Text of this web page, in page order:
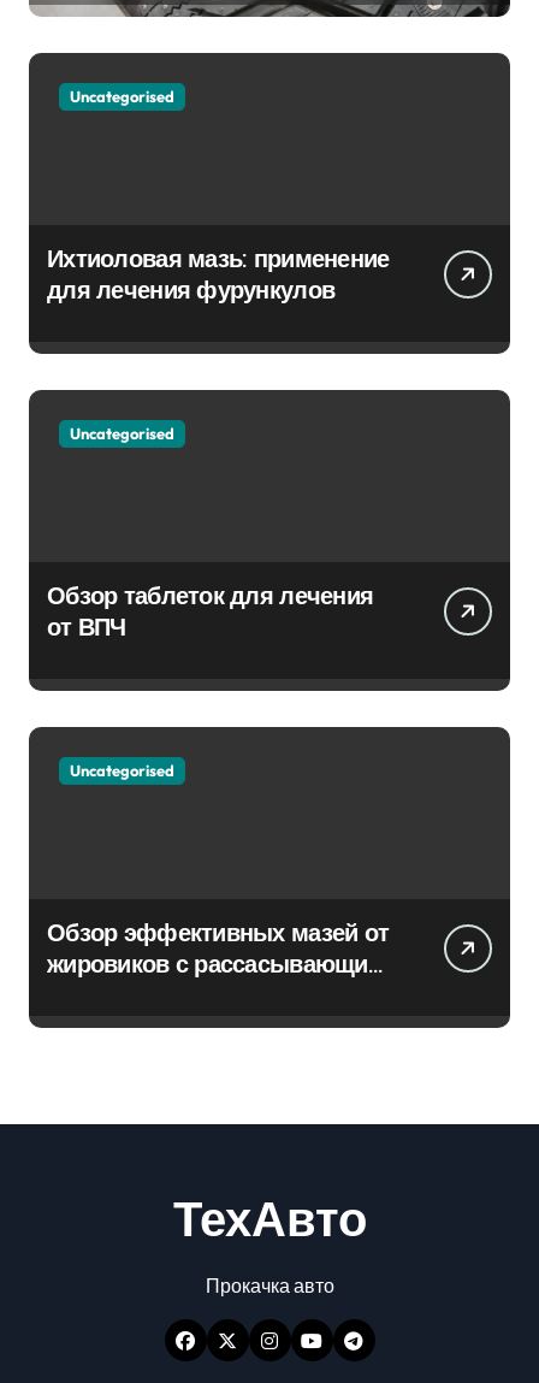
Uncategorised
Ихтиоловая мазь: применение
для лечения фурункулов
Uncategorised
Обзор таблеток для лечения
от ВПЧ
Uncategorised
Обзор эффективных мазей от
жировиков с рассасывающим
ТехАвто
Прокачка авто